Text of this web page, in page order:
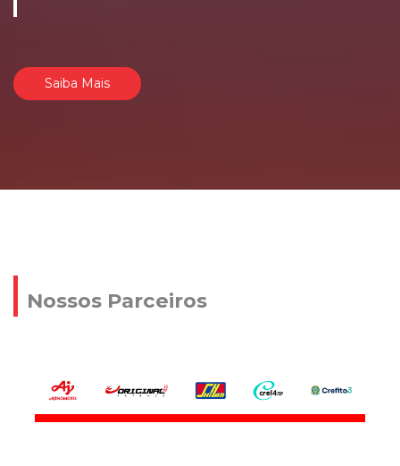
Saiba Mais
Nossos Parceiros